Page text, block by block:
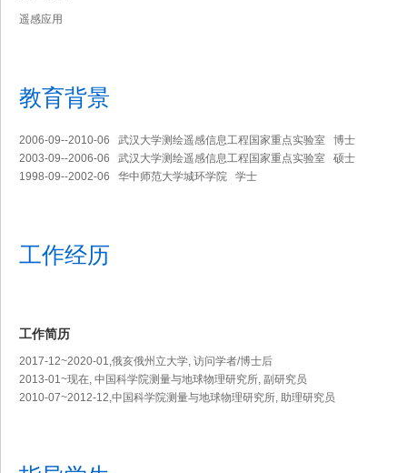
遥感应用
教育背景
2006-09--2010-06 武汉大学测绘遥感信息工程国家重点实验室 博士
2003-09--2006-06 武汉大学测绘遥感信息工程国家重点实验室 硕士
1998-09--2002-06 华中师范大学城环学院 学士
工作经历
工作简历
2017-12~2020-01,俄亥俄州立大学, 访问学者/博士后
2013-01~现在, 中国科学院测量与地球物理研究所, 副研究员
2010-07~2012-12,中国科学院测量与地球物理研究所, 助理研究员